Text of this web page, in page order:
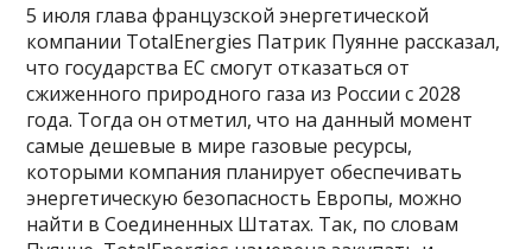
5 июля глава французской энергетической
компании TotalEnergies Патрик Пуянне рассказал,
что государства ЕС смогут отказаться от
сжиженного природного газа из России с 2028
года. Тогда он отметил, что на данный момент
самые дешевые в мире газовые ресурсы,
которыми компания планирует обеспечивать
энергетическую безопасность Европы, можно
найти в Соединенных Штатах. Так, по словам